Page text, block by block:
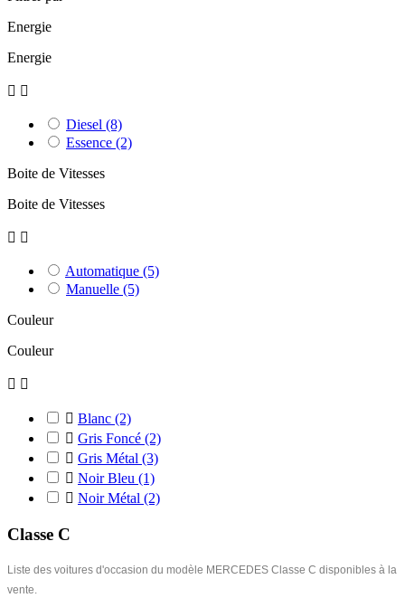
Energie
Energie
 
Diesel (8)
Essence (2)
Boite de Vitesses
Boite de Vitesses
 
Automatique (5)
Manuelle (5)
Couleur
Couleur
 
 Blanc (2)
 Gris Foncé (2)
 Gris Métal (3)
 Noir Bleu (1)
 Noir Métal (2)
Classe C
Liste des voitures d'occasion du modèle MERCEDES Classe C disponibles à la
vente.